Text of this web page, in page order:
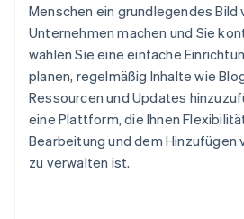
Menschen ein grundlegendes Bild
Unternehmen machen und Sie
wählen Sie eine einfache
planen, regelmäßig Inhalte wie
Ressourcen und Updates
eine Plattform, die Ihnen
Bearbeitung und dem Hinzufügen
zu verwalten ist.